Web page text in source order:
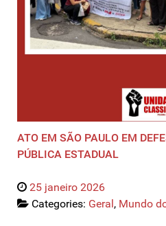
ATO EM SÃO PAULO EM
PÚBLICA ESTADUAL
25 janeiro 2026
Categories: Geral , Mundo